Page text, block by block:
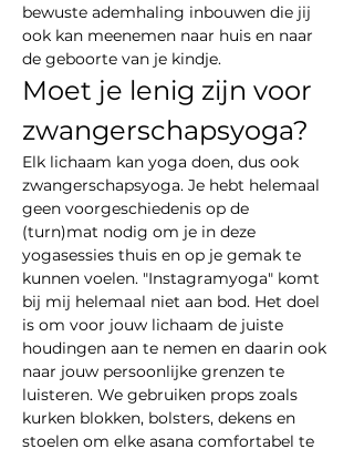
bewuste ademhaling inbouwen die jij
ook kan meenemen naar huis en naar
de geboorte van je kindje.
Moet je lenig zijn voor
zwangerschapsyoga?
Elk lichaam kan yoga doen, dus ook
zwangerschapsyoga. Je hebt helemaal
geen voorgeschiedenis op de
(turn)mat nodig om je in deze
yogasessies thuis en op je gemak te
kunnen voelen. "Instagramyoga" komt
bij mij helemaal niet aan bod. Het doel
is om voor jouw lichaam de juiste
houdingen aan te nemen en daarin ook
naar jouw persoonlijke grenzen te
luisteren. We gebruiken props zoals
kurken blokken, bolsters, dekens en
stoelen om elke asana comfortabel te